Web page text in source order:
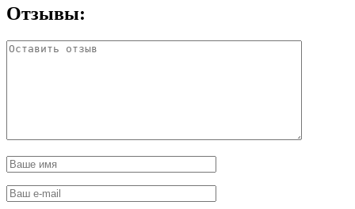
Отзывы: